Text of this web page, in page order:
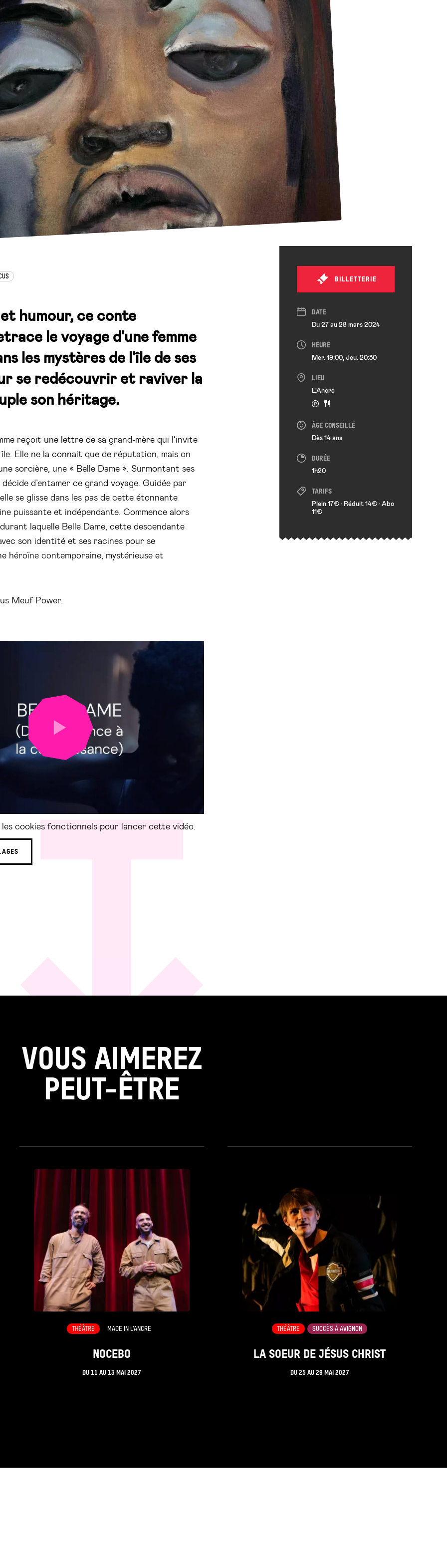
DATE
Du 27 au 28 mars 2024
HEURE
Mer. 19:00, Jeu. 20:30
LIEU
L'Ancre
ÂGE CONSEILLÉ
Dès 14 ans
DURÉE
1h20
TARIFS
Plein 17€ • Réduit 14€ • Abo
11€
BILLETTERIE
humour, ce conte
le voyage d'une femme
les mystères de l'île de ses
se redécouvrir et raviver la
son héritage.
reçoit une lettre de sa grand-mère qui l’invite
Elle ne la connait que de réputation, mais on
sorcière, une « Belle Dame ». Surmontant ses
d’entamer ce grand voyage. Guidée par
se glisse dans les pas de cette étonnante
puissante et indépendante. Commence alors
laquelle Belle Dame, cette descendante
son identité et ses racines pour se
héroïne contemporaine, mystérieuse et
Meuf Power.
LANCER
cookies fonctionnels pour lancer cette vidéo.
VOUS AIMEREZ
PEUT-ÊTRE
NOCEBO
DU 11 AU 13 MAI 2027
THÉÂTRE MADE IN L’ANCRE
LA SOEUR DE JÉSUS CHRIST
DU 25AU 29 MAI 2027
THÉÂTRE SUCCÈS À AVIGNON